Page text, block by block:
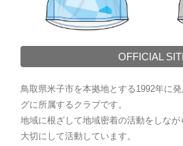
OFFICIAL
鳥取県米子市を本拠地とする1992年に
グに所属するクラブです。
地域に根ざして地域密着の活動をしな
大切にして活動しています。